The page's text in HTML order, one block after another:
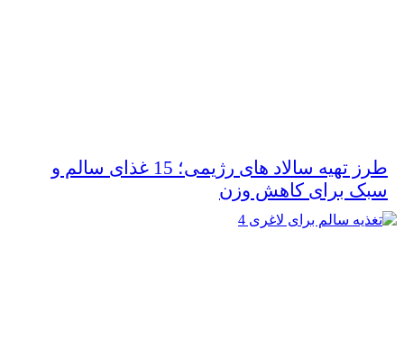
طرز تهیه سالاد های رژیمی؛ 15 غذای سالم و
سبک برای کاهش وزن